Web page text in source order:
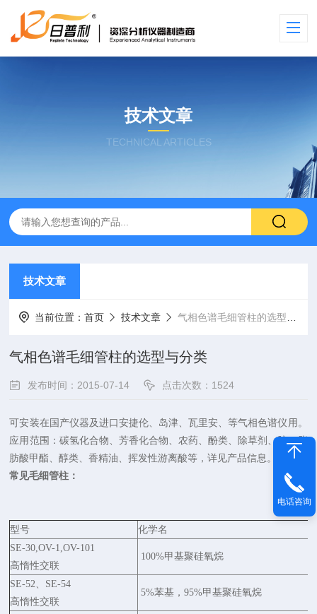
技术文章
TECHNICAL ARTICLES
技术文章
当前位置：首页 技术文章 气相色谱毛细管柱的选型与分类
气相色谱毛细管柱的选型与分类
发布时间：2015-07-14 点击次数：1524
可安装在国产仪器及进口安捷伦、岛津、瓦里安、等气相色谱仪用。
应用范围：碳氢化合物、芳香化合物、农药、酚类、除草剂、胺、脂
肪酸甲酯、醇类、香精油、挥发性游离酸等，详见产品信息。
常见毛细管柱：
型号
化学名
SE-30,OV-1,OV-101
高惰性交联
100%甲基聚硅氧烷
SE-52、SE-54
高惰性交联
5%苯基，95%甲基聚硅氧烷
电话咨询